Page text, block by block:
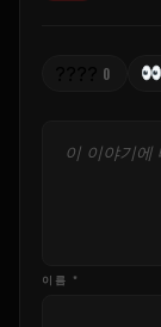
0
이름 *